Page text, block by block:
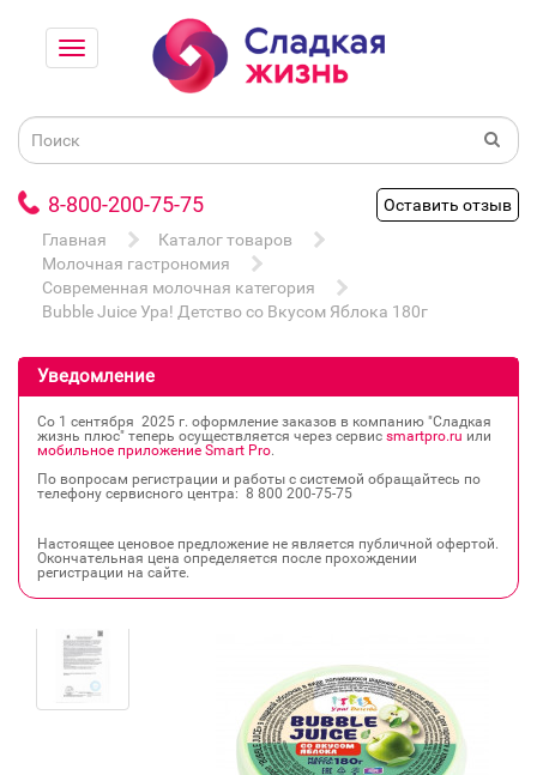
8-800-200-75-75
Оставить отзыв
Главная
Каталог товаров
Молочная гастрономия
Современная молочная категория
Bubble Juice Ура! Детство со Вкусом Яблока 180г
Уведомление
Со 1 сентября 2025 г. оформление заказов в компанию "Сладкая
жизнь плюс" теперь осуществляется через сервис smartpro.ru или
мобильное приложение Smart Pro.
По вопросам регистрации и работы с системой обращайтесь по
телефону сервисного центра: 8 800 200‐75‐75
Настоящее ценовое предложение не является публичной офертой.
Окончательная цена определяется после прохождении
регистрации на сайте.